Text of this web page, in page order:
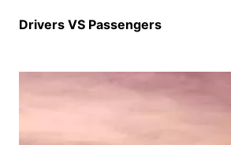
Drivers VS Passengers